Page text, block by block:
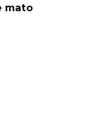
mato